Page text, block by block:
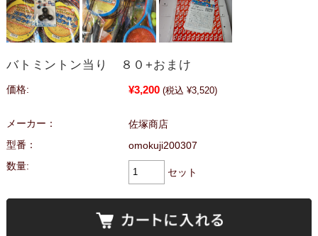
バトミントン当り ８０+おまけ
価格: ¥3,200 (税込 ¥3,520)
メーカー：
佐塚商店
型番：
omokuji200307
数量:
セット